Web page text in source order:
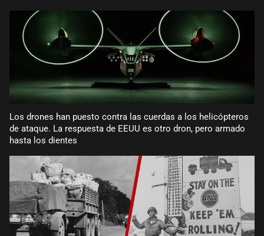
Los drones han puesto contra las cuerdas a los helicópteros
de ataque. La respuesta de EEUU es otro dron, pero armado
hasta los dientes